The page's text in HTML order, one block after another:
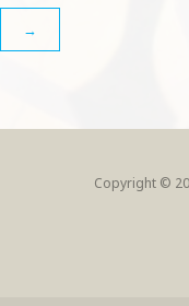
→
Copyright ©